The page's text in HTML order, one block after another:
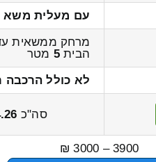
עם מעלית משא
מרחק ממשאית
הבית5 מטר
לא כולל הרכבה
סה"כ
3900 – 3000 ₪